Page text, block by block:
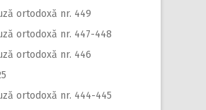
ortodoxă nr. 449
ortodoxă nr. 447-448
ortodoxă nr. 446
ortodoxă nr. 444-445